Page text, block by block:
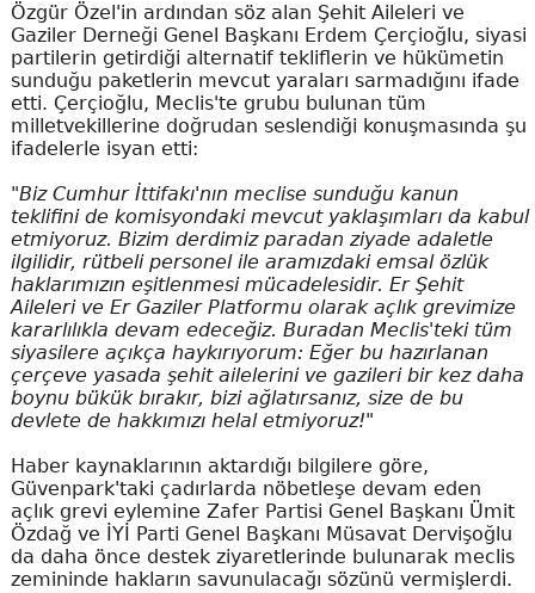
Özgür Özel'in ardından söz alan Şehit Aileleri ve
Gaziler Derneği Genel Başkanı Erdem Çerçioğlu, siyasi
partilerin getirdiği alternatif tekliflerin ve hükümetin
sunduğu paketlerin mevcut yaraları sarmadığını ifade
etti. Çerçioğlu, Meclis'te grubu bulunan tüm
milletvekillerine doğrudan seslendiği konuşmasında şu
ifadelerle isyan etti:
"Biz Cumhur İttifakı'nın meclise sunduğu kanun
teklifini de komisyondaki mevcut yaklaşımları da kabul
etmiyoruz. Bizim derdimiz paradan ziyade adaletle
ilgilidir, rütbeli personel ile aramızdaki emsal özlük
haklarımızın eşitlenmesi mücadelesidir. Er Şehit
Aileleri ve Er Gaziler Platformu olarak açlık grevimize
kararlılıkla devam edeceğiz. Buradan Meclis'teki tüm
siyasilere açıkça haykırıyorum: Eğer bu hazırlanan
çerçeve yasada şehit ailelerini ve gazileri bir kez daha
boynu bükük bırakır, bizi ağlatırsanız, size de bu
devlete de hakkımızı helal etmiyoruz!"
Haber kaynaklarının aktardığı bilgilere göre,
Güvenpark'taki çadırlarda nöbetleşe devam eden
açlık grevi eylemine Zafer Partisi Genel Başkanı Ümit
Özdağ ve İYİ Parti Genel Başkanı Müsavat Dervişoğlu
da daha önce destek ziyaretlerinde bulunarak meclis
zemininde hakların savunulacağı sözünü vermişlerdi.